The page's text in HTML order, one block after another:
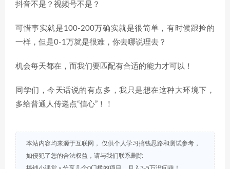
抖音不是？视频号不是？
可惜事实就是100-200万确实就是很简单，有时候跟捡的
一样，但是0-1万就是很难，你去哪说理去？
机会每天都在，而我们要匹配有合适的能力才可以！
同学们，今天话说的有点多，我只是想在这种大环境下，
多给普通人传递点“信心”！！
本站内容均来源于互联网， 仅供个人学习搞钱思路和测试参考，
如侵犯了您的合法权益，请与我们联系删除